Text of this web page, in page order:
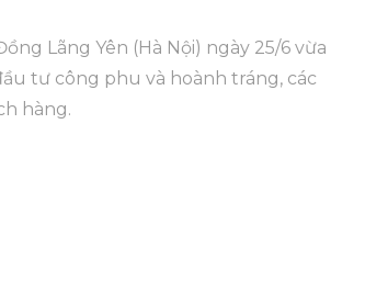
Lãng Yên (Hà Nội) ngày 25/6 vừa
tư công phu và hoành tráng, các
hàng.